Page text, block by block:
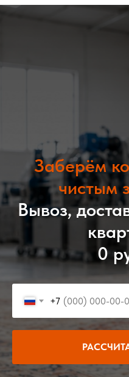
Заберём
чистым
Вывоз,
0
+7